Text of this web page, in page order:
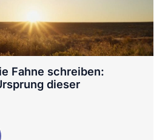
Fahne schreiben:
dieser